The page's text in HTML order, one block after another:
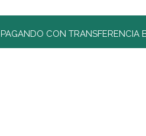
PAGANDO CON TRANSFERENCIA